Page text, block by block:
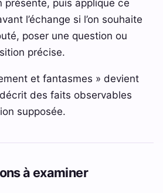
présente, puis applique ce
l’échange si l’on souhaite
poser une question ou
précise.
et fantasmes » devient
des faits observables
supposée.
à examiner